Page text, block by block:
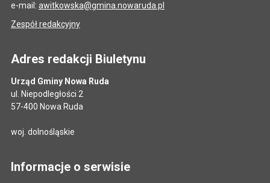
e-mail: awitkowska@gmina.nowaruda.pl
Zespół redakcyjny
Adres redakcji Biuletynu
Urząd Gminy Nowa Ruda
ul. Niepodległości 2
57-400 Nowa Ruda
woj. dolnośląskie
Informacje o serwisie